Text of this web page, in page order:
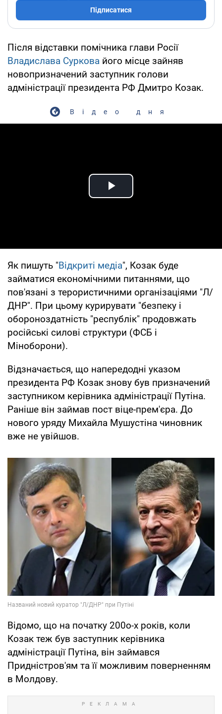
Підписатися
Після відставки помічника глави Росії
Владислава Суркова його місце зайняв
новопризначений заступник голови
адміністрації президента РФ Дмитро Козак.
Відео дня
Play Video
Як пишуть "Відкриті медіа", Козак буде
займатися економічними питаннями, що
пов'язані з терористичними організаціями "Л/
ДНР". При цьому курирувати "безпеку і
обороноздатність "республік" продовжать
російські силові структури (ФСБ і
Міноборони).
Відзначається, що напередодні указом
президента РФ Козак знову був призначений
заступником керівника адміністрації Путіна.
Раніше він займав пост віце-прем'єра. До
нового уряду Михайла Мушустіна чиновник
вже не увійшов.
Відомо, що на початку 200о-х років, коли
Козак теж був заступник керівника
адміністрації Путіна, він займався
Придністров'ям та її можливим поверненням
в Молдову.